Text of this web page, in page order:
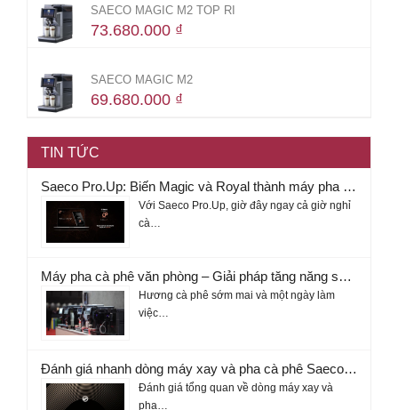
SAECO MAGIC M2 TOP RI
73.680.000 ₫
SAECO MAGIC M2
69.680.000 ₫
TIN TỨC
Saeco Pro.Up: Biến Magic và Royal thành máy pha cà phê thông minh
Với Saeco Pro.Up, giờ đây ngay cả giờ nghỉ
cà…
Máy pha cà phê văn phòng – Giải pháp tăng năng suất doanh nghiệp 2026
Hương cà phê sớm mai và một ngày làm
việc…
Đánh giá nhanh dòng máy xay và pha cà phê Saeco Magic
Đánh giá tổng quan về dòng máy xay và
pha…